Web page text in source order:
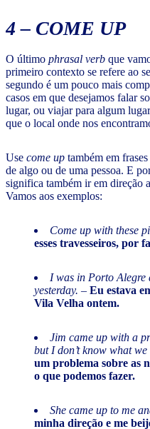
4 – COME UP
O último phrasal verb que
primeiro contexto se refere ao
segundo é um pouco mais
casos em que desejamos falar
lugar, ou viajar para algum
que o local onde nos
Use come up também em
de algo ou de uma pessoa. E
significa também ir em direção
Vamos aos exemplos:
Come up with these
esses travesseiros, por
I was in Porto Alegre
yesterday. – Eu estava
Vila Velha ontem.
Jim came up with a
but I don’t know what we
um problema sobre as
o que podemos fazer.
She came up to me
minha direção e me